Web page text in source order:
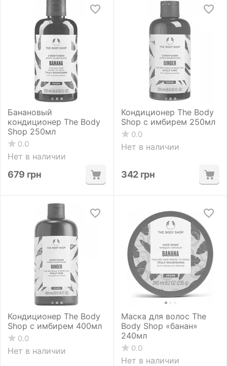
Банановый
кондиционер The Body
Shop 250мл
0.0
Нет в наличии
679 грн
Кондиционер The Body
Shop с имбирем 250мл
0.0
Нет в наличии
342 грн
Кондиционер The Body
Shop с имбирем 400мл
0.0
Нет в наличии
Маска для волос The
Body Shop «банан»
240мл
0.0
Нет в наличии